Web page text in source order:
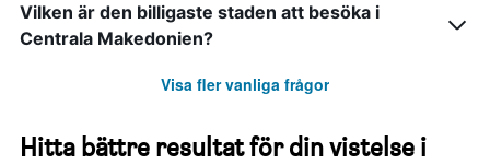
Vilken är den billigaste staden att besöka i
Centrala Makedonien?
Visa fler vanliga frågor
Hitta bättre resultat för din vistelse i